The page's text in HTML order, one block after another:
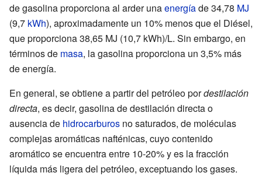
de gasolina proporciona al arder unaenergíade34,78 MJ
(9,7 kWh), aproximadamente un 10% menos que el Diésel,
que proporciona38,65 MJ (10,7 kWh)/L. Sin embargo, en
términos de masa, la gasolina proporciona un 3,5% más
de energía.
En general, se obtiene a partir del petróleo pordestilación
directa, es decir, gasolina de destilación directa o
ausencia de hidrocarburos no saturados, de moléculas
complejas aromáticas nafténicas, cuyo contenido
aromático se encuentra entre 10-20% y es la fracción
líquida más ligera del petróleo, exceptuando los gases.